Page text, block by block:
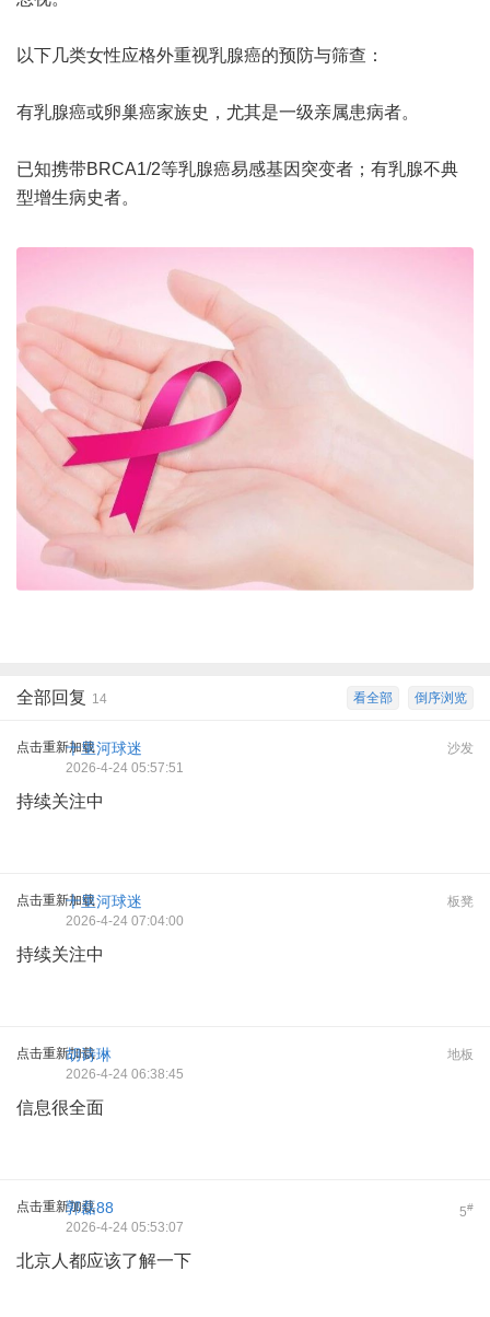
以下几类女性应格外重视乳腺癌的预防与筛查：
有乳腺癌或卵巢癌家族史，尤其是一级亲属患病者。
已知携带BRCA1/2等乳腺癌易感基因突变者；有乳腺不典
型增生病史者。
倒序浏览
看全部
全部回复 14
点击重新加载 沙发
十里河球迷
2026-4-24 05:57:51
持续关注中
点击重新加载 板凳
十里河球迷
2026-4-24 07:04:00
持续关注中
点击重新加载 地板
胡诗琳
2026-4-24 06:38:45
信息很全面
点击重新加载 5#
郭磊88
2026-4-24 05:53:07
北京人都应该了解一下